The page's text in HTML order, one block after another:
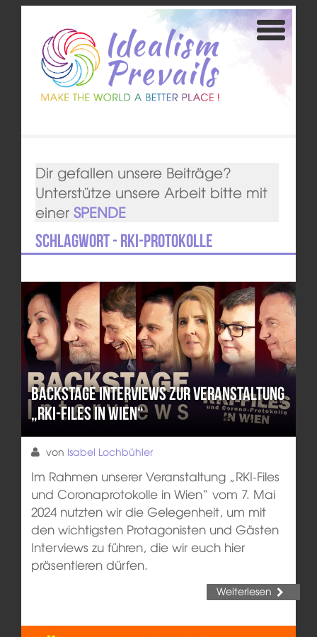
Dir gefallen unsere Beiträge?
Unterstütze unsere Arbeit bitte mit
einer SPENDE
Schlagwort - RKI-Protokolle
Backstage Interviews zur Veranstaltung
„RKI-Files in Wien“
von Isabel Lochbühler
Im Rahmen unserer Veranstaltung „RKI-Files
und Coronaprotokolle in Wien“ vom 7. Mai
2024 nutzten wir die Gelegenheit, um mit
den wichtigsten Protagonisten und Gästen
Interviews zu führen, die wir euch hier
präsentieren dürfen.
Weiterlesen